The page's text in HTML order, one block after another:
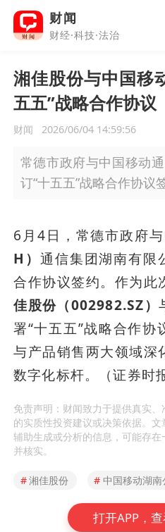
财闻
财经·科技·法治
湘佳股份与中国移
五五”战略合作协议
财闻 2026/06/04 14:59:56
常德市政府与中国移动
订“十五五”战略合作协议
6月4日，常德市政府与
H） 通信集团湖南有限
合作协议签约。作为此
佳股份（002982.SZ）
署“十五五”战略合作协
与产品销售两大领域深
数字化标杆。（证券时
免责声明：财闻致力于提供真实
的实质性投资建议或决策依据。
辅助生成或分析的信息，可能存
并核实。
#湘佳股份 # 中国移动湖南
打开APP，